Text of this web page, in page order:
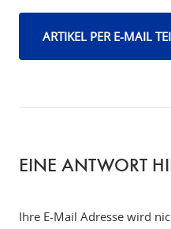
ARTIKEL PER E-MAIL
EINE ANTWORT
Ihre E-Mail Adresse wird